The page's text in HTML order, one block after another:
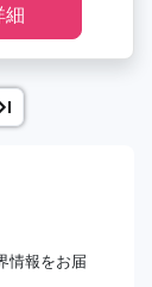
細
情報をお届